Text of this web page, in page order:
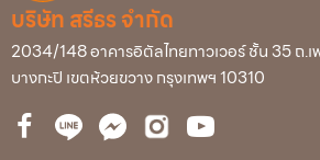
บริษัท สรีธร จำกัด
2034/148 อาคารอิตัลไทยทาวเวอร์ ชั้น 35 ถ.
บางกะปิ เขตห้วยขวาง กรุงเทพฯ 10310